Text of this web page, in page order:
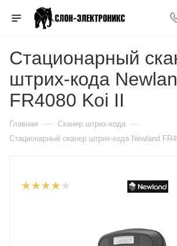
Стационарный
штрих-кода
FR4080 Koi II
Главная — Сканер штрих-кода —
Стационарный сканер штрих-кода Newland